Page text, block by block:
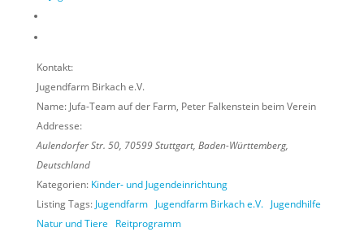
Kontakt:
Jugendfarm Birkach e.V.
Name: Jufa-Team auf der Farm, Peter Falkenstein beim Verein
Addresse:
Aulendorfer Str. 50, 70599Stuttgart, Baden-Württemberg,
Deutschland
Kategorien: Kinder- und Jugendeinrichtung
Listing Tags: Jugendfarm Jugendfarm Birkach e.V. Jugendhilfe
Natur und Tiere
Reitprogramm